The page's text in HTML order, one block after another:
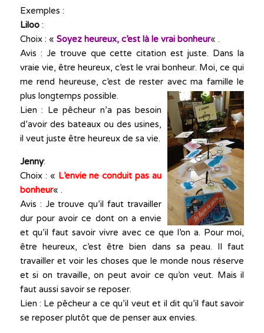
Exemples :
Liloo:
Choix : « Soyez heureux, c’est là le vrai bonheur« .
Avis : Je trouve que cette citation est juste. Dans la
vraie vie, être heureux, c’est le vrai bonheur. Moi, ce qui
me rend heureuse, c’est de rester avec ma famillele
plus longtemps possible.
Lien : Le pêcheur n’a pas besoin
d’avoir des bateaux ou des usines,
il veut juste être heureux de sa vie.
Jenny:
Choix : « L’envie ne conduit pas au
bonheur« .
Avis : Je trouve qu’il faut travailler
dur pour avoir ce dont on a envie
et qu’il faut savoir vivre avec ce que l’on a. Pour moi,
être heureux, c’est être bien dans sa peau. Il faut
travailler et voir les choses que le monde nous réserve
et si on travaille, on peut avoir ce qu’on veut. Mais il
faut aussi savoir se reposer.
Lien : Le pêcheur a ce qu’il veut et il dit qu’il faut savoir
se reposer plutôt que de penser aux envies.